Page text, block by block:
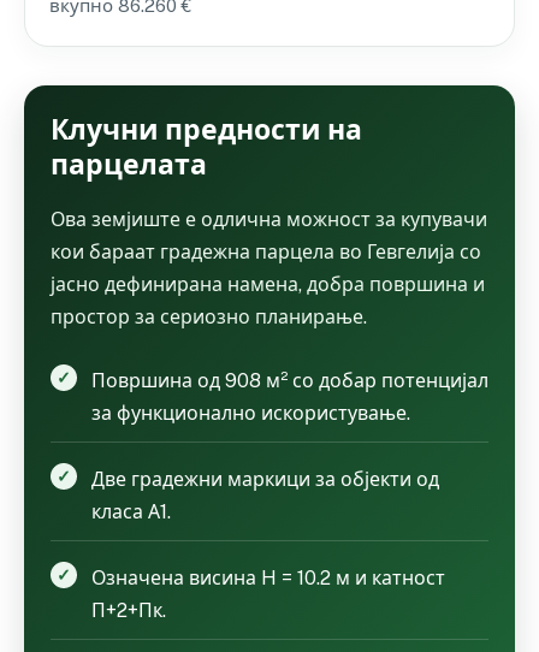
вкупно 86.260 €
Клучни предности на
парцелата
Ова земјиште е одлична можност за купувачи
кои бараат градежна парцела во Гевгелија со
јасно дефинирана намена, добра површина и
простор за сериозно планирање.
Површина од 908 м² со добар потенцијал
за функционално искористување.
Две градежни маркици за објекти од
класа А1.
Означена висина H = 10.2 м и катност
П+2+Пк.